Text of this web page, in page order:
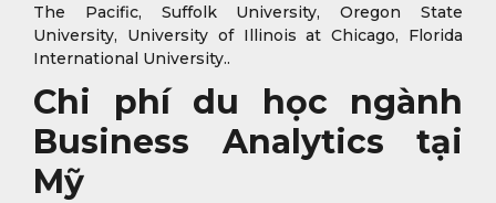
The Pacific, Suffolk University, Oregon State
University, University of Illinois at Chicago, Florida
International University..
Chi phí du học ngành
Business Analytics tại
Mỹ